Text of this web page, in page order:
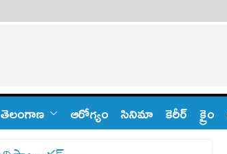
తెలంగాణ‌ ఆరోగ్యం సినిమా కెరీర్ క్రైం